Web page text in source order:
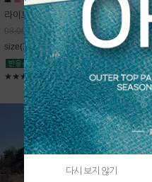
라이트데님 핀턱 스커트
98,000원 68,600원
size(XS,S,M,L)
★★★★★5
다시 보지 않기